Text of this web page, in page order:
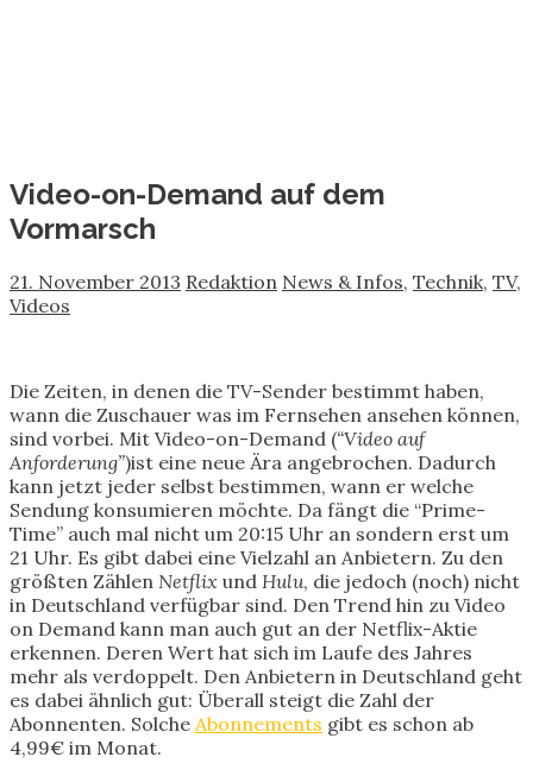
Video-on-Demand auf dem
Vormarsch
21. November 2013 Redaktion News & Infos, Technik, TV,
Videos
Die Zeiten, in denen die TV-Sender bestimmt haben,
wann die Zuschauer was im Fernsehen ansehen können,
sind vorbei. Mit Video-on-Demand (“Video auf
Anforderung”)ist eine neue Ära angebrochen. Dadurch
kann jetzt jeder selbst bestimmen, wann er welche
Sendung konsumieren möchte. Da fängt die “Prime-
Time” auch mal nicht um 20:15 Uhr an sondern erst um
21 Uhr. Es gibt dabei eine Vielzahl an Anbietern. Zu den
größten Zählen Netflix und Hulu, die jedoch (noch) nicht
in Deutschland verfügbar sind. Den Trend hin zu Video
on Demand kann man auch gut an der Netflix-Aktie
erkennen. Deren Wert hat sich im Laufe des Jahres
mehr als verdoppelt. Den Anbietern in Deutschland geht
es dabei ähnlich gut: Überall steigt die Zahl der
Abonnenten. Solche Abonnements gibt es schon ab
4,99€ im Monat.